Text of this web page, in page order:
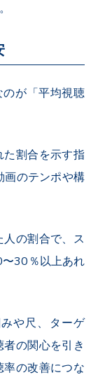
が「平均視聴
た割合を示す指
画のテンポや構
の割合で、ス
〜30 ％以上あれ
や尺、ターゲ
の関心を引き
の改善につな